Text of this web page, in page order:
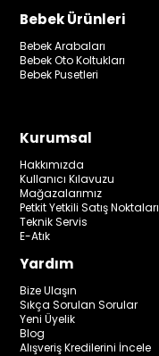
Bebek Ürünleri
Bebek Arabaları
Bebek Oto Koltukları
Bebek Pusetleri
Kurumsal
Hakkımızda
Kullanıcı Kılavuzu
Mağazalarımız
Petkit Yetkili Satış Noktaları
Teknik Servis
E-Atık
Yardım
Bize Ulaşın
Sıkça Sorulan Sorular
Yeni Üyelik
Blog
Alışveriş Kredilerini İncele